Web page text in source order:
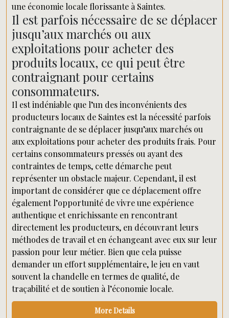
une économie locale florissante à Saintes.
Il est parfois nécessaire de se déplacer
jusqu’aux marchés ou aux
exploitations pour acheter des
produits locaux, ce qui peut être
contraignant pour certains
consommateurs.
Il est indéniable que l’un des inconvénients des
producteurs locaux de Saintes est la nécessité parfois
contraignante de se déplacer jusqu’aux marchés ou
aux exploitations pour acheter des produits frais. Pour
certains consommateurs pressés ou ayant des
contraintes de temps, cette démarche peut
représenter un obstacle majeur. Cependant, il est
important de considérer que ce déplacement offre
également l’opportunité de vivre une expérience
authentique et enrichissante en rencontrant
directement les producteurs, en découvrant leurs
méthodes de travail et en échangeant avec eux sur leur
passion pour leur métier. Bien que cela puisse
demander un effort supplémentaire, le jeu en vaut
souvent la chandelle en termes de qualité, de
traçabilité et de soutien à l’économie locale.
More Details